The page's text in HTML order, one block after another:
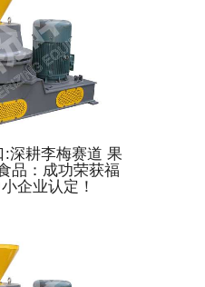
:深耕李梅赛道 果
品：成功荣获福
企业认定！